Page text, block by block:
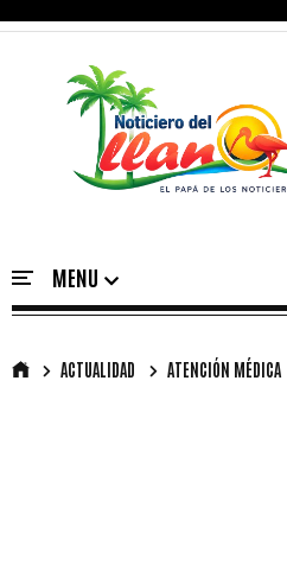
ACTUALIDAD ATENCIÓN MÉDICA